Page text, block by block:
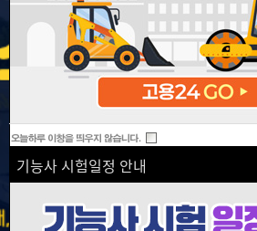
기능사 시험일정 안내